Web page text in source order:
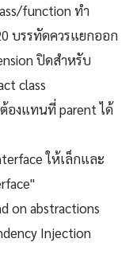
function ทำ
บรรทัดควรแยกออก
ปิดสำหรับ
class
องแทนที่ parent ได้
ให้เล็กและ
on abstractions
Injection